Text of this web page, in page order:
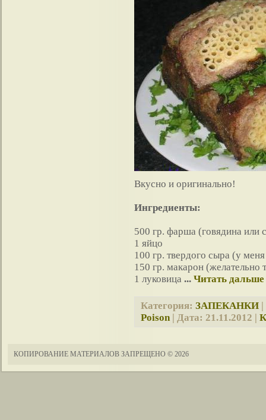
Вкусно и оригинально!
Ингредиенты:
500 гр. фарша (говядина или
1 яйцо
100 гр. твердого сыра (у
150 гр. макарон (желательно
1 луковица ... Читать дальше
Категория: ЗАПЕКАНКИ
Poison| Дата: 21.11.2012 |
КОПИРОВАНИЕ МАТЕРИАЛОВ ЗАПРЕЩЕНО © 2026